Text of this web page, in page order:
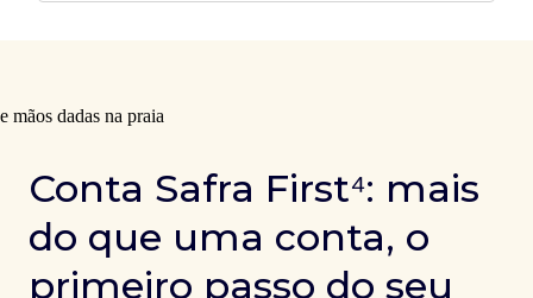
Conta Safra First⁴: mais
do que uma conta, o
primeiro passo do seu